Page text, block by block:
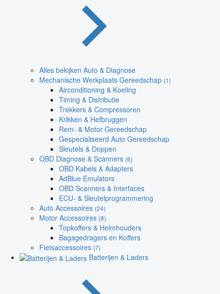
Alles bekijken Auto & Diagnose
Mechanische Werkplaats Gereedschap (1)
Airconditioning & Koeling
Timing & Distributie
Trekkers & Compressoren
Krikken & Hefbruggen
Rem- & Motor Gereedschap
Gespecialiseerd Auto Gereedschap
Sleutels & Doppen
OBD Diagnose & Scanners (6)
OBD Kabels & Adapters
AdBlue Emulators
OBD Scanners & Interfaces
ECU- & Sleutelprogrammering
Auto Accessoires (24)
Motor Accessoires (8)
Topkoffers & Helmhouders
Bagagedragers en Koffers
Fietsaccessoires (7)
Batterijen & Laders